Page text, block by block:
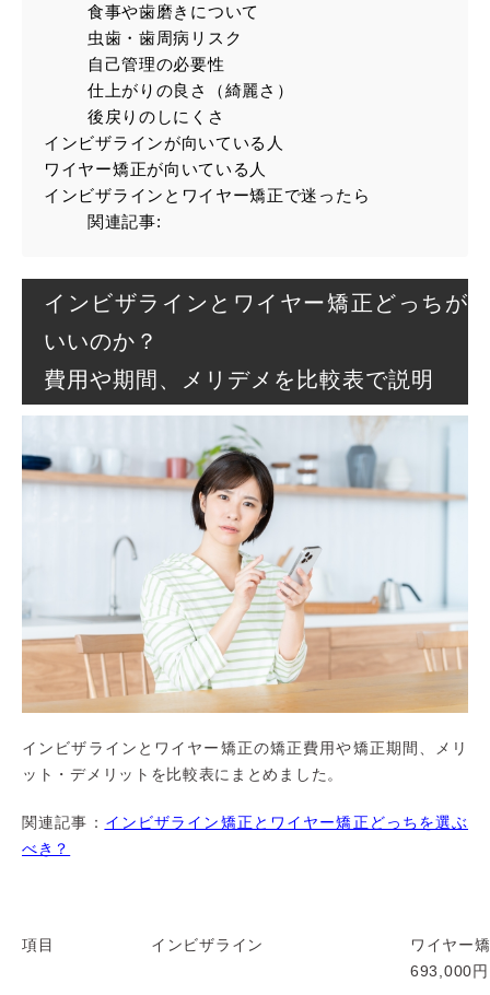
食事や歯磨きについて
虫歯・歯周病リスク
自己管理の必要性
仕上がりの良さ（綺麗さ）
後戻りのしにくさ
インビザラインが向いている人
ワイヤー矯正が向いている人
インビザラインとワイヤー矯正で迷ったら
関連記事:
インビザラインとワイヤー矯正どっちが
いいのか？
費用や期間、メリデメを比較表で説明
インビザラインとワイヤー矯正の矯正費用や矯正期間、メリ
ット・デメリットを比較表にまとめました。
関連記事： インビザライン矯正とワイヤー矯正どっちを選ぶ
べき？
項目 インビザライン
ワイヤー
693,000